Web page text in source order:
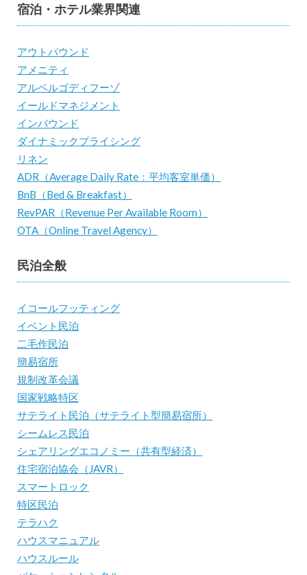
宿泊・ホテル業界関連
アウトバウンド
アメニティ
アルベルゴディフーゾ
イールドマネジメント
インバウンド
ダイナミックプライシング
リネン
ADR（Average Daily Rate：平均客室単価）
BnB（Bed & Breakfast）
RevPAR（Revenue Per Available Room）
OTA（Online Travel Agency）
民泊全般
イコールフッティング
イベント民泊
二毛作民泊
簡易宿所
規制改革会議
国家戦略特区
サテライト民泊（サテライト型簡易宿所）
シームレス民泊
シェアリングエコノミー（共有型経済）
住宅宿泊協会（JAVR）
スマートロック
特区民泊
テラハク
ハウスマニュアル
ハウスルール